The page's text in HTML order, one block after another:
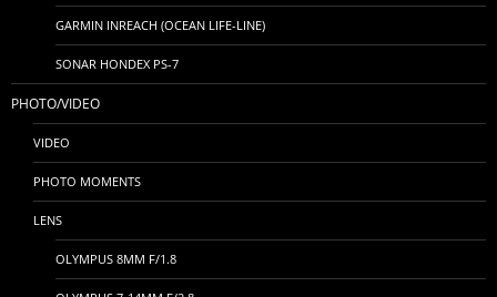
GARMIN INREACH (OCEAN LIFE-LINE)
SONAR HONDEX PS-7
PHOTO/VIDEO
VIDEO
PHOTO MOMENTS
LENS
OLYMPUS 8MM F/1.8